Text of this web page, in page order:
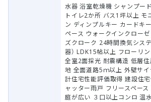
水器 浴室乾燥機 シャンプー
トイレ2か所 バス1坪以上 モ
ン ディンプルキー カードキ
ペース ウォークインクロー
ズクローク 24時間換気シス
器） LDK15帖以上 フローリ
全室2面採光 耐震構造 低層
地 全面道路5ｍ以上 外壁サ
計住宅性能評価取得 建設住
ャッター雨戸 フリースペー
庭が広い ３口以上コンロ 温